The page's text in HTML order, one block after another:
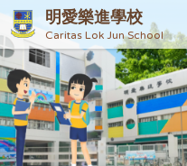
明愛樂進學校
Caritas Lok Jun School